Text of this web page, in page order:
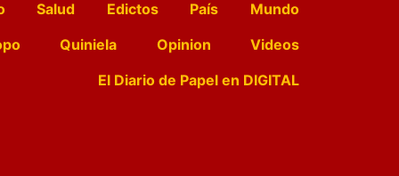
Salud Edictos País
Mundo
Quiniela Opinion
Videos
El Diario de Papel en DIGITAL